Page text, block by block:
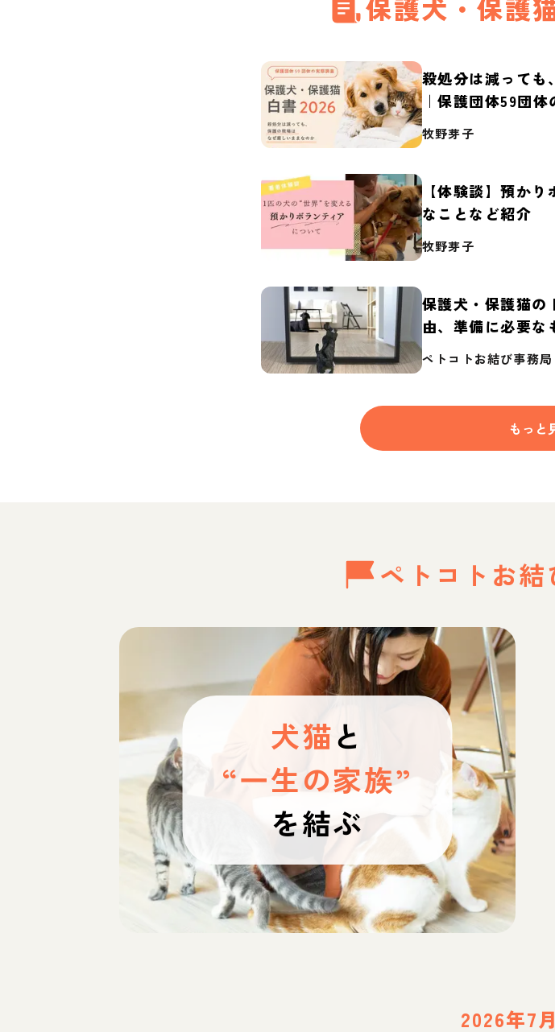
保護犬・保護
殺処分は減っても
｜保護団体59団
2026】
牧野芽子
【体験談】預か
なことなど紹介
牧野芽子
保護犬・保護猫の
由、準備に必要な
ペトコトお結び事務局
もっと
ペトコトお結
犬猫と
“一生の家族”
を結ぶ
2026年7